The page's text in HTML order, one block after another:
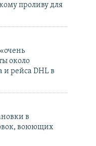
проливу для
около
и рейса DHL в
в
воюющих